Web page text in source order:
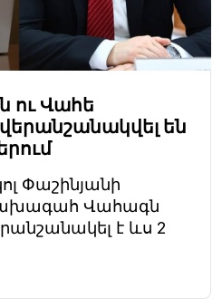
ու Վահե
են
Փաշինյանի
Վահագն
է ևս 2